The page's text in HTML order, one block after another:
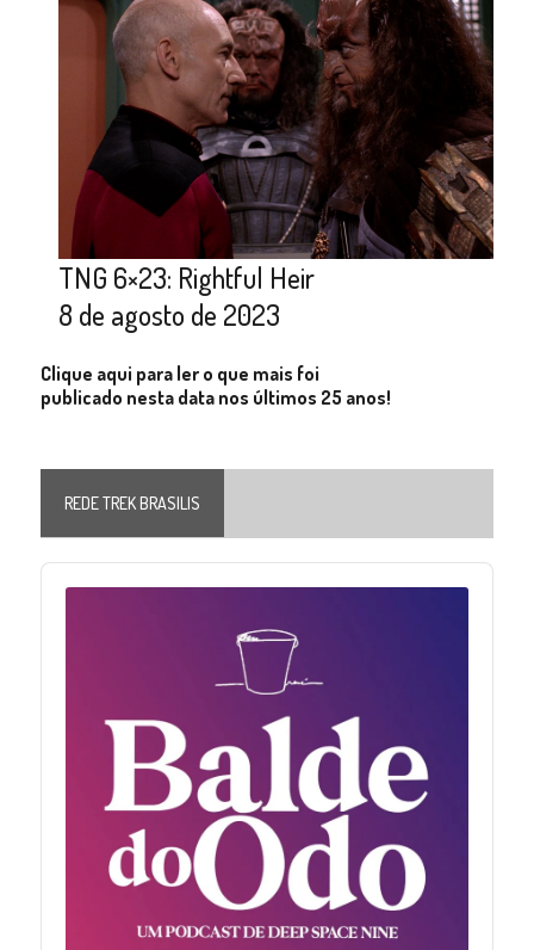
TNG 6×23: Rightful Heir
8 de agosto de 2023
Clique aqui para ler o que mais foi
publicado nesta data nos últimos 25 anos!
REDE TREK BRASILIS
Audio
Player